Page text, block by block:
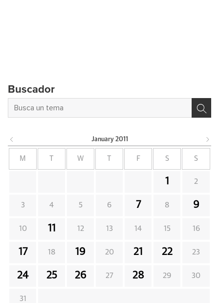
Buscador
January 2011
M W F S S
1 2
3 4 5 6 7 8 9
10 11 12 13 14 15 16
17 18 19 20 21 22 23
24 25 26 27 28 29 30
31